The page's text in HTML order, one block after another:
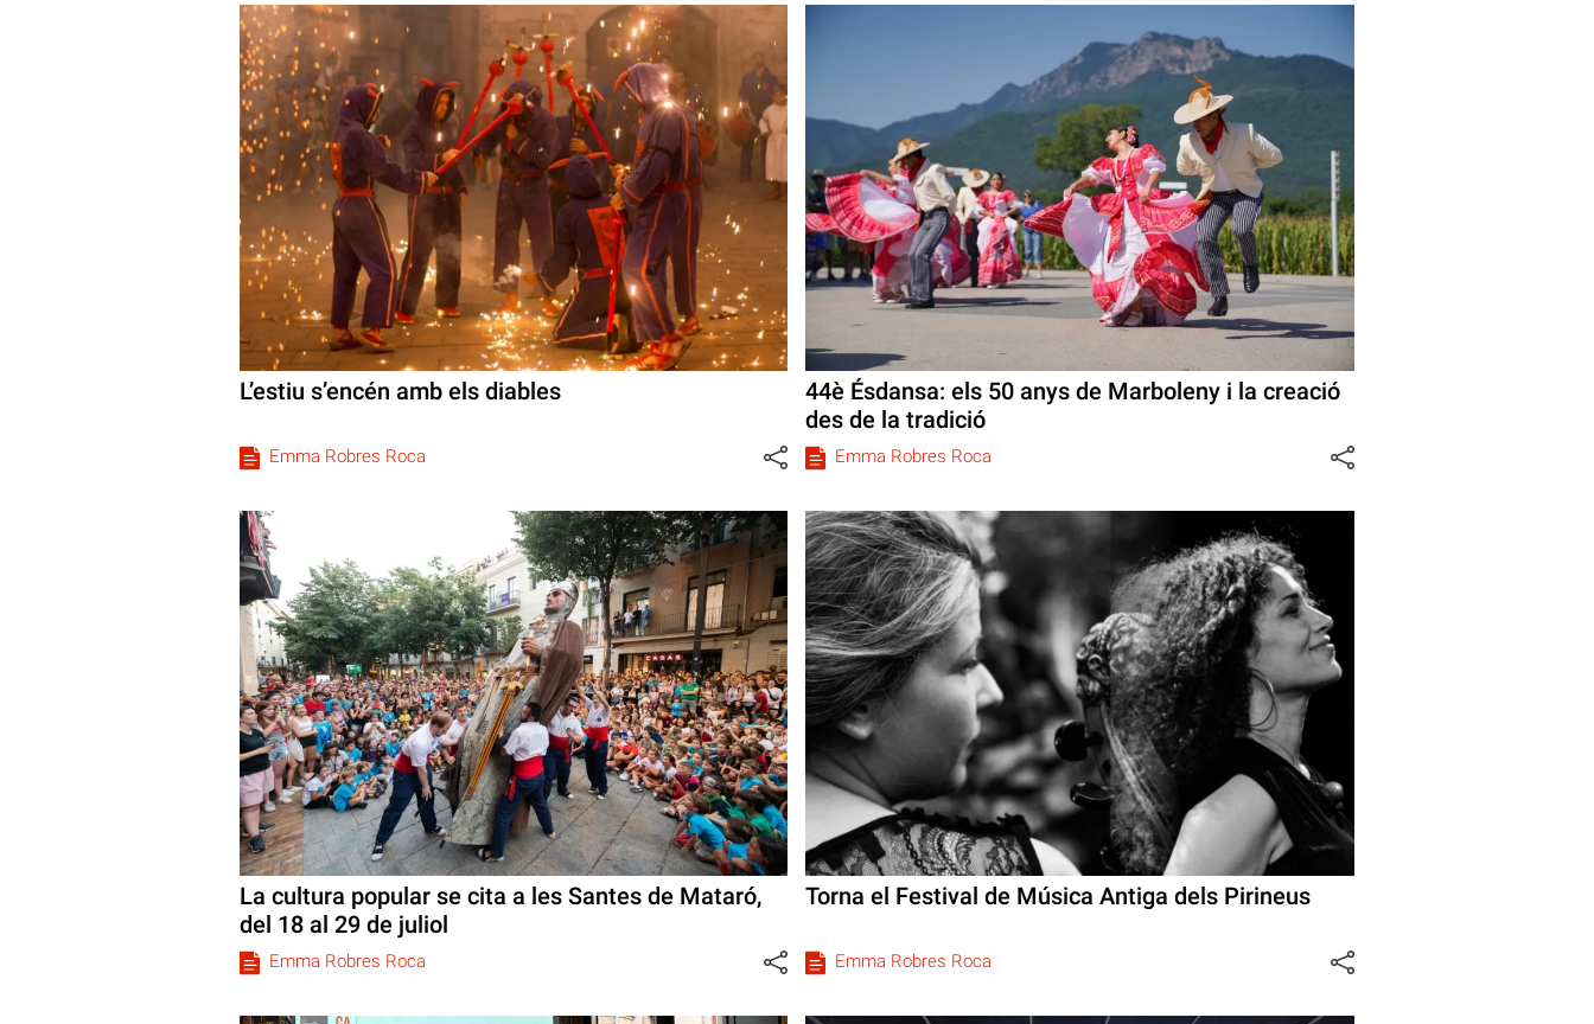
L’estiu s’encén amb els diables
Emma Robres Roca
44è Ésdansa: els 50 anys de Marboleny i la creació
des de la tradició
Emma Robres Roca
La cultura popular se cita a les Santes de Mataró,
del 18 al 29 de juliol
Emma Robres Roca
Torna el Festival de Música Antiga dels Pirineus
Emma Robres Roca